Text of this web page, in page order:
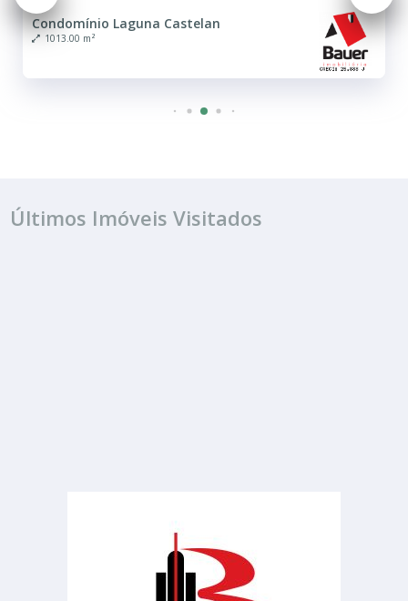
Condomínio Laguna Castelan
1013.00 m²
Últimos Imóveis Visitados